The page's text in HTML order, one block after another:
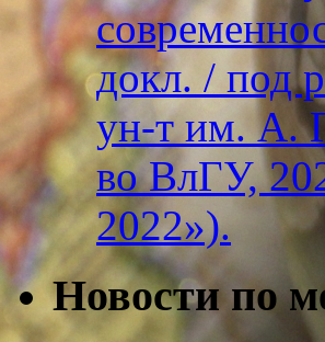
докл. / под
ун-т им. А.
во ВлГУ,
2022»).
Новости по